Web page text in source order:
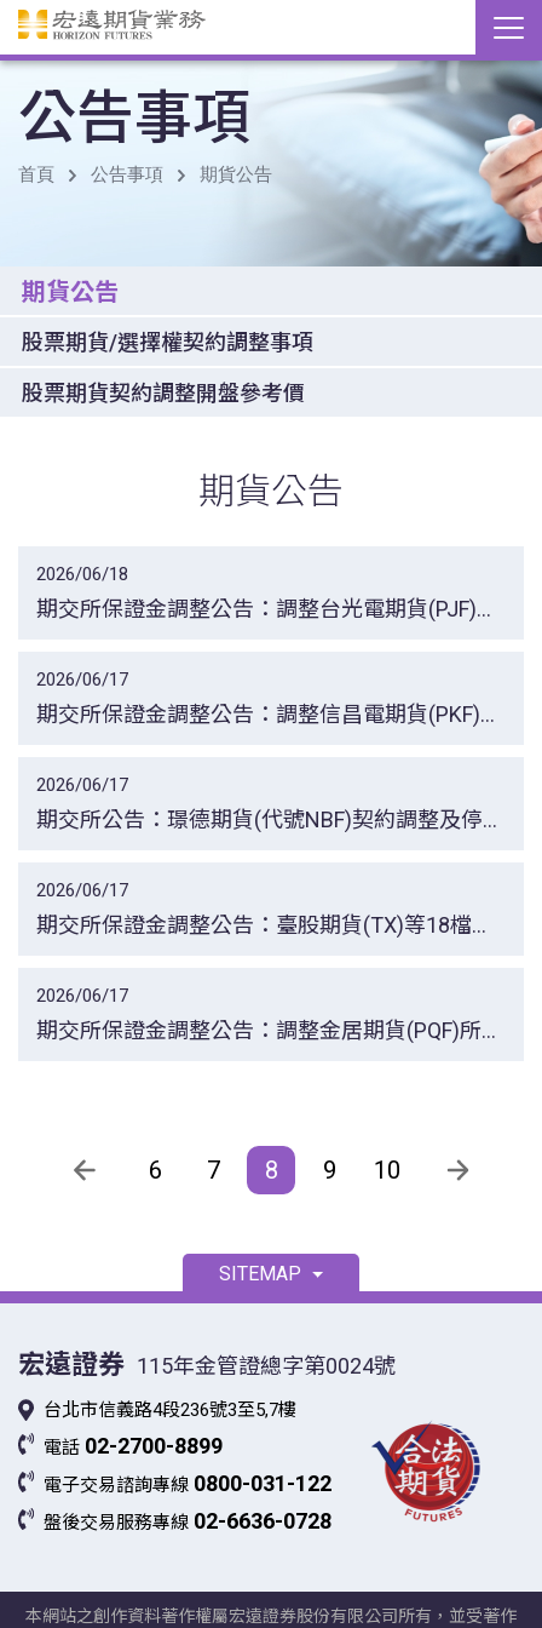
公告事項
首頁 公告事項 期貨公告
期貨公告
股票期貨/選擇權契約調整事項
股票期貨契約調整開盤參考價
期貨公告
2026/06/18
期交所保證金調整公告：調整台光電期貨(PJF)及
2026/06/17
期交所保證金調整公告：調整信昌電期貨(PKF)所
2026/06/17
期交所公告：璟德期貨(代號NBF)契約調整及停止
2026/06/17
期交所保證金調整公告：臺股期貨(TX)等18檔股
易時段結束後起實施。
2026/06/17
期交所保證金調整公告：調整金居期貨(PQF)所有
6 7 8 9 10
SITEMAP
宏遠證券 115年金管證總字第0024號
台北市信義路4段236號3至5,7樓
電話 02-2700-8899
電子交易諮詢專線 0800-031-122
盤後交易服務專線 02-6636-0728
本網站之創作資料著作權屬宏遠證券股份有限公司所有，並受著作